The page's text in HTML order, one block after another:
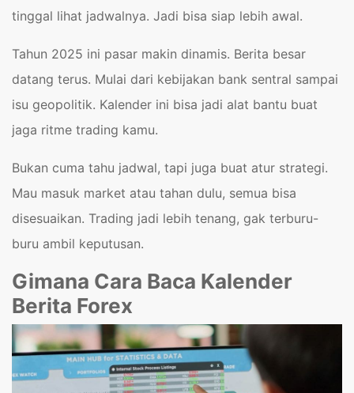
tinggal lihat jadwalnya. Jadi bisa siap lebih awal.
Tahun 2025 ini pasar makin dinamis. Berita besar
datang terus. Mulai dari kebijakan bank sentral sampai
isu geopolitik. Kalender ini bisa jadi alat bantu buat
jaga ritme trading kamu.
Bukan cuma tahu jadwal, tapi juga buat atur strategi.
Mau masuk market atau tahan dulu, semua bisa
disesuaikan. Trading jadi lebih tenang, gak terburu-
buru ambil keputusan.
Gimana Cara Baca Kalender
Berita Forex